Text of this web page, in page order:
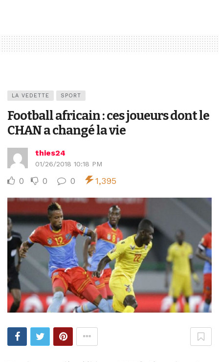
LA VEDETTE SPORT
Football africain : ces joueurs dont le
CHAN a changé la vie
thies24
01/26/2018 10:18 PM
0 0 0 1,395